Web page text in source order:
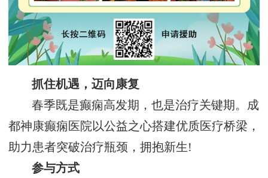
抓住机遇，迈向康复‌
春季既是癫痫高发期，也是治疗关键期。成
都神康癫痫医院以公益之心搭建优质医疗桥梁，
助力患者突破治疗瓶颈，拥抱新生!
参与方式‌